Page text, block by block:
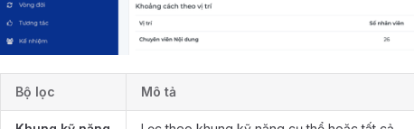
Bộ lọc Mô tả